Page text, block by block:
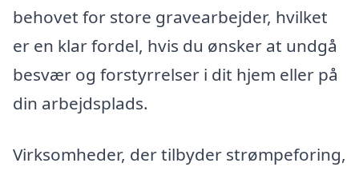
behovet for store gravearbejder, hvilket
er en klar fordel, hvis du ønsker at undgå
besvær og forstyrrelser i dit hjem eller på
din arbejdsplads.
Virksomheder, der tilbyder strømpeforing,